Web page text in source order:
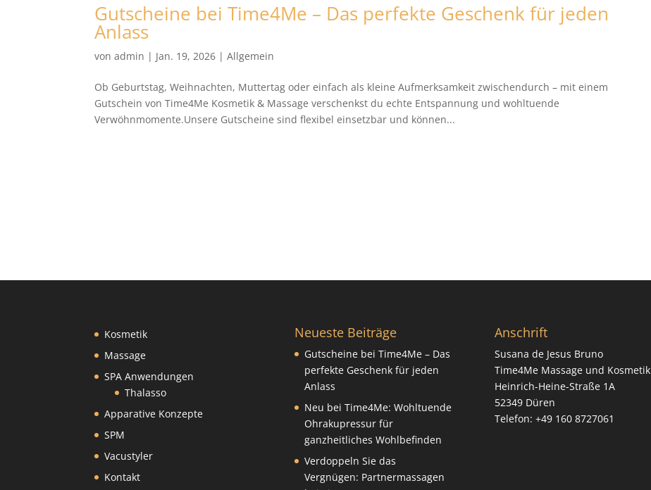
Gutscheine bei Time4Me – Das perfekte Geschenk für jeden
Anlass
vonadmin | Jan. 19, 2026 |Allgemein
Ob Geburtstag, Weihnachten, Muttertag oder einfach als kleine Aufmerksamkeit zwischendurch – mit einem
Gutschein von Time4Me Kosmetik & Massage verschenkst du echte Entspannung und wohltuende
Verwöhnmomente.Unsere Gutscheine sind flexibel einsetzbar und können...
Kosmetik
Massage
SPA Anwendungen
Thalasso
Apparative Konzepte
SPM
Vacustyler
Kontakt
Neueste Beiträge
Gutscheine bei Time4Me – Das
perfekte Geschenk für jeden
Anlass
Neu bei Time4Me: Wohltuende
Ohrakupressur für
ganzheitliches Wohlbefinden
Verdoppeln Sie das
Vergnügen: Partnermassagen
Anschrift
Susana de Jesus Bruno
Time4Me Massage und Kosmetik
Heinrich-Heine-Straße 1A
52349 Düren
Telefon: +49 160 8727061‬